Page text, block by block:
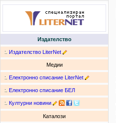
Издателство
:. Издателство LiterNet
Медии
:. Електронно списание LiterNet
:. Електронно списание БЕЛ
:. Културни новини
Каталози